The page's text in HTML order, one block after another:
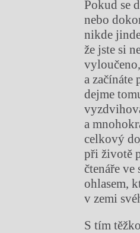
Pokud se
nebo
nikde
že jste si
a začínáte
dejme
a
celkový
při životě
čtenáře ve
ohlasem,
v zemi
S tím